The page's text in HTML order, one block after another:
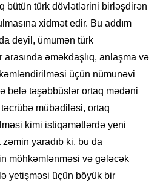
bütün türk dövlətlərini birləşdirən
xidmət edir. Bu addım
deyil, ümumən türk
arasında əməkdaşlıq, anlaşma və
üçün nümunəvi
belə təşəbbüslər ortaq mədəni
mübadiləsi, ortaq
kimi istiqamətlərdə yeni
zəmin yaradıb ki, bu da
möhkəmlənməsi və gələcək
yetişməsi üçün böyük bir